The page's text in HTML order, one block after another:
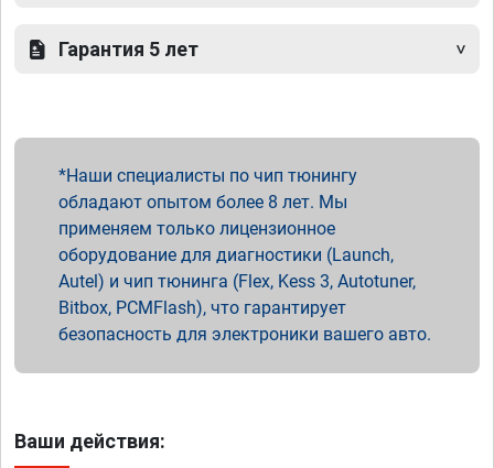
Гарантия 5 лет
Наши специалисты по чип тюнингу
обладают опытом более 8 лет. Мы
применяем только лицензионное
оборудование для диагностики (Launch,
Autel) и чип тюнинга (Flex, Kess 3, Autotuner,
Bitbox, PCMFlash), что гарантирует
безопасность для электроники вашего авто.
Ваши действия: